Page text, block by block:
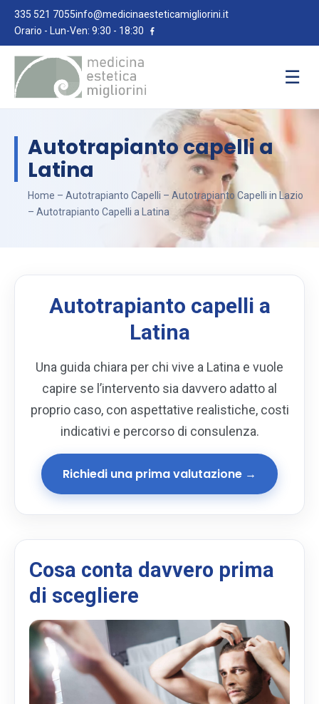
335 521 7055info@medicinaesteticamigliorini.it
Orario - Lun-Ven: 9:30 - 18:30
☰
Autotrapianto capelli a
Latina
Home – Autotrapianto Capelli – Autotrapianto Capelli in Lazio
– Autotrapianto Capelli a Latina
Autotrapianto capelli a
Latina
Una guida chiara per chi vive a Latina e vuole
capire se l’intervento sia davvero adatto al
proprio caso, con aspettative realistiche, costi
indicativi e percorso di consulenza.
Richiedi una prima valutazione →
Cosa conta davvero prima
di scegliere